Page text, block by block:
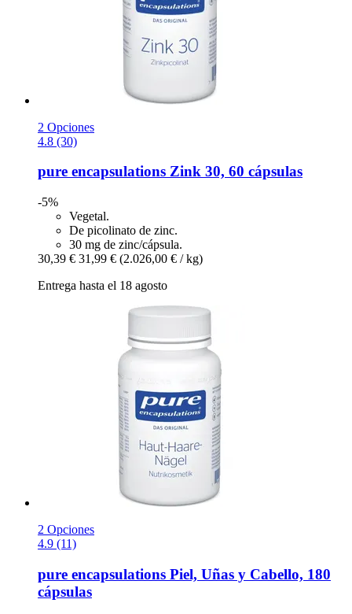
2 Opciones
4.8 (30)
pure encapsulations Zink 30, 60 cápsulas
-5%
Vegetal.
De picolinato de zinc.
30 mg de zinc/cápsula.
30,39 € 31,99 € (2.026,00 € / kg)
Entrega hasta el 18 agosto
2 Opciones
4.9 (11)
pure encapsulations Piel, Uñas y Cabello, 180
cápsulas